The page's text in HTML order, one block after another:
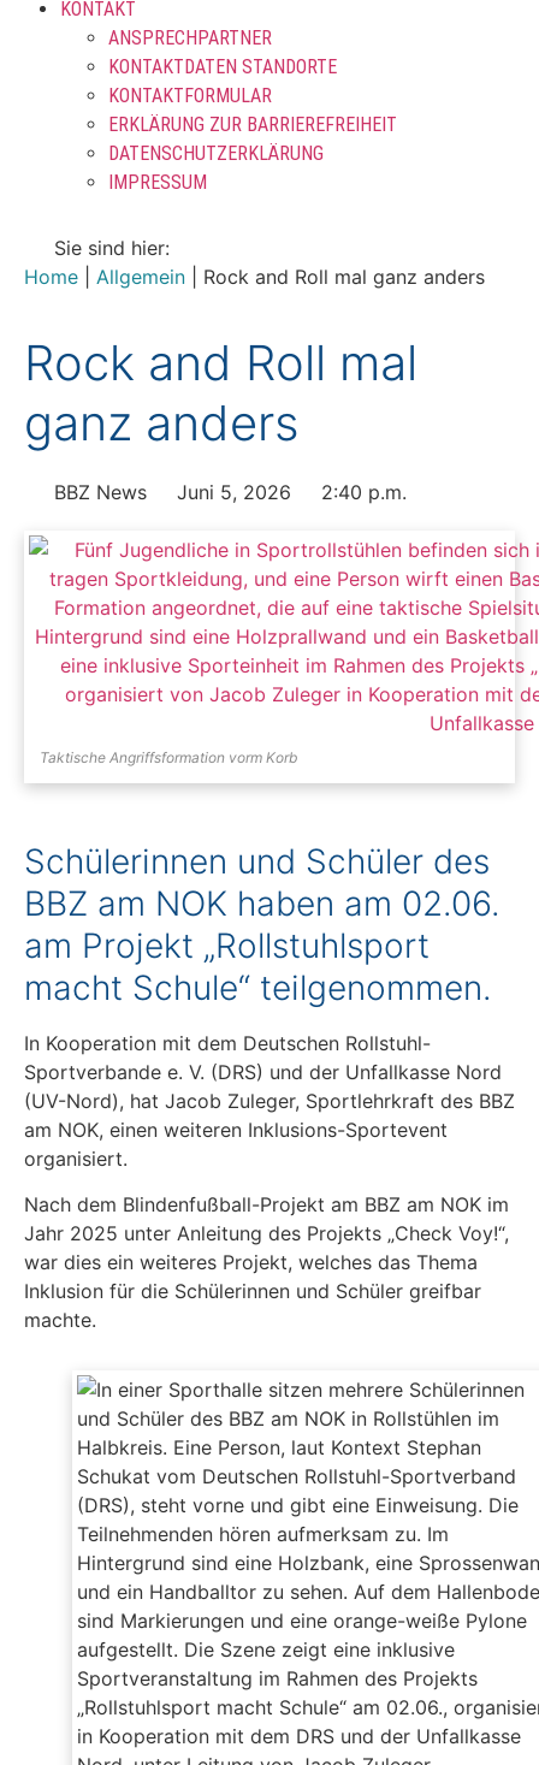
KONTAKT
ANSPRECHPARTNER
KONTAKTDATEN STANDORTE
KONTAKTFORMULAR
ERKLÄRUNG ZUR BARRIEREFREIHEIT
DATENSCHUTZERKLÄRUNG
IMPRESSUM
Sie sind hier:
Home
Allgemein Rock and Roll mal ganz anders
Rock and Roll mal
ganz anders
BBZ News Juni 5, 2026 2:40 p.m.
Taktische Angriffsformation vorm Korb
Schülerinnen und Schüler des
BBZ am NOK haben am 02.06.
am Projekt „Rollstuhlsport
macht Schule“ teilgenommen.
In Kooperation mit dem Deutschen Rollstuhl-
Sportverbande e. V. (DRS) und der Unfallkasse Nord
(UV-Nord), hat Jacob Zuleger, Sportlehrkraft des BBZ
am NOK, einen weiteren Inklusions-Sportevent
organisiert.
Nach dem Blindenfußball-Projekt am BBZ am NOK im
Jahr 2025 unter Anleitung des Projekts „Check Voy!“,
war dies ein weiteres Projekt, welches das Thema
Inklusion für die Schülerinnen und Schüler greifbar
machte.